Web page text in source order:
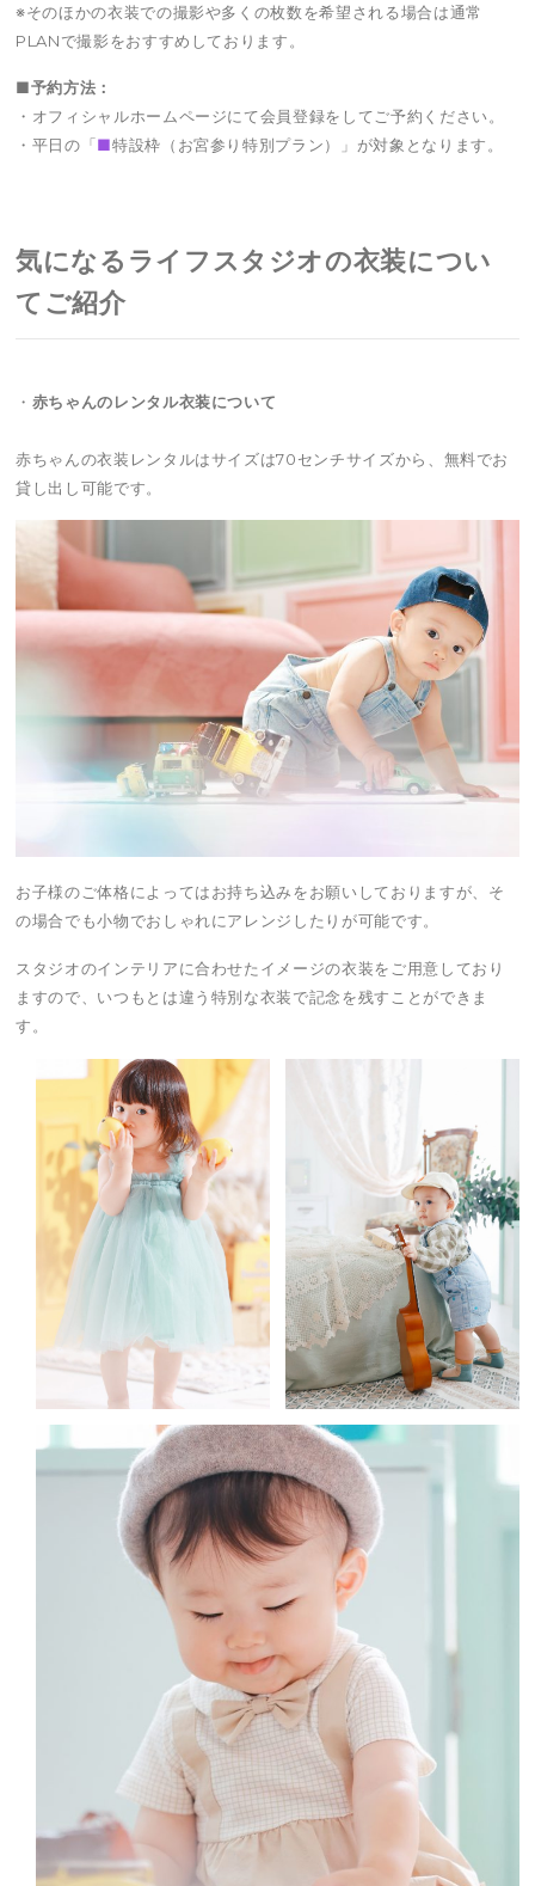
※そのほかの衣装での撮影や多くの枚数を希望される場合は通常
PLANで撮影をおすすめしております。
■予約方法：
・オフィシャルホームページにて会員登録をしてご予約ください。
・平日の「■特設枠（お宮参り特別プラン）」が対象となります。
気になるライフスタジオの衣装につい
てご紹介
・ 赤ちゃんのレンタル衣装について
赤ちゃんの衣装レンタルはサイズは70センチサイズから、無料でお
貸し出し可能です。
お子様のご体格によってはお持ち込みをお願いしておりますが、そ
の場合でも小物でおしゃれにアレンジしたりが可能です。
スタジオのインテリアに合わせたイメージの衣装をご用意しており
ますので、いつもとは違う特別な衣装で記念を残すことができま
す。